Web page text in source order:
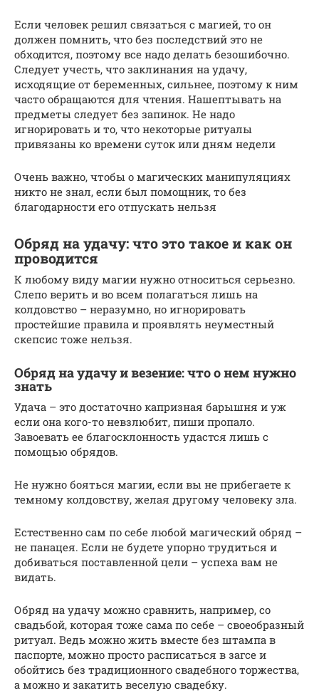
Если человек решил связаться с магией, то он
должен помнить, что без последствий это не
обходится, поэтому все надо делать безошибочно.
Следует учесть, что заклинания на удачу,
исходящие от беременных, сильнее, поэтому к ним
часто обращаются для чтения. Нашептывать на
предметы следует без запинок. Не надо
игнорировать и то, что некоторые ритуалы
привязаны ко времени суток или дням недели
Очень важно, чтобы о магических манипуляциях
никто не знал, если был помощник, то без
благодарности его отпускать нельзя
Обряд на удачу: что это такое и как он
проводится
К любому виду магии нужно относиться серьезно.
Слепо верить и во всем полагаться лишь на
колдовство – неразумно, но игнорировать
простейшие правила и проявлять неуместный
скепсис тоже нельзя.
Обряд на удачу и везение: что о нем нужно
знать
Удача – это достаточно капризная барышня и уж
если она кого-то невзлюбит, пиши пропало.
Завоевать ее благосклонность удастся лишь с
помощью обрядов.
Не нужно бояться магии, если вы не прибегаете к
темному колдовству, желая другому человеку зла.
Естественно сам по себе любой магический обряд –
не панацея. Если не будете упорно трудиться и
добиваться поставленной цели – успеха вам не
видать.
Обряд на удачу можно сравнить, например, со
свадьбой, которая тоже сама по себе – своеобразный
ритуал. Ведь можно жить вместе без штампа в
паспорте, можно просто расписаться в загсе и
обойтись без традиционного свадебного торжества,
а можно и закатить веселую свадебку.